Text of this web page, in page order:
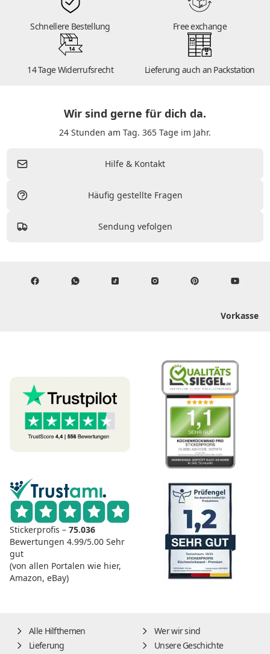
Schnellere Bestellung Free exchange
14
14 Tage Widerrufsrecht Lieferung auch an Packstation
Wir sind gerne für dich da.
24 Stunden am Tag. 365 Tage im Jahr.
Hilfe & Kontakt
Häufig gestellte Fragen
Sendung vefolgen
Vorkasse
Stickerprofis – 75.036
Bewertungen 4.99/5.00 Sehr
gut
(von allen Portalen wie hier,
Amazon, eBay)
Alle Hilfthemen
Wer wir sind
Lieferung
Unsere Geschichte